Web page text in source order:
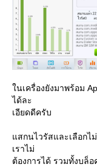
นเครื่องยังมาพร้อม
ได้ละ
เอียดดีครับ
สกนไวรัสและเลือกไม่
เราไม่
ต้องการได้ รวมทั้งบล็